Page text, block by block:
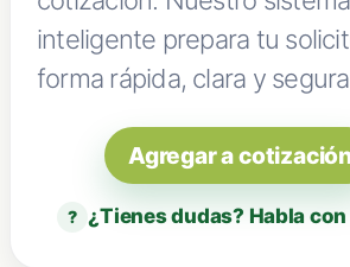
inteligente prepara tu
forma rápida, clara y
Agregar a
? ¿Tienes dudas? Habla